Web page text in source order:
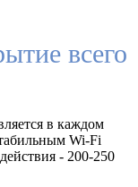
всего
в каждом
Wi-Fi
- 200-250